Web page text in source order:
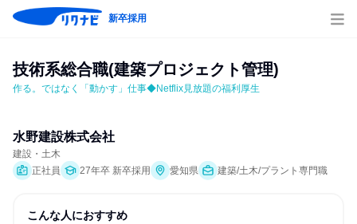
新卒採用
技術系総合職(建築プロジェクト管理)
作る。ではなく「動かす」仕事◆Netflix見放題の福利厚生
水野建設株式会社
建設・土木
正社員
27年卒 新卒採用 愛知県 建築/土木/プラント専門職
こんな人におすすめ